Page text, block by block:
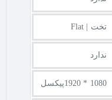
تخت | Flat
ندارد
1080 * 1920پیکسل